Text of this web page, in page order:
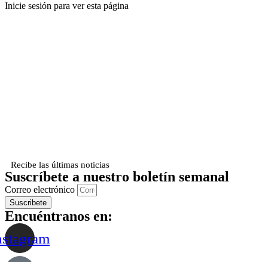
Inicie sesión para ver esta página
Recibe las últimas noticias
Suscríbete a nuestro boletín semanal
Correo electrónico
Suscribete
Encuéntranos en: